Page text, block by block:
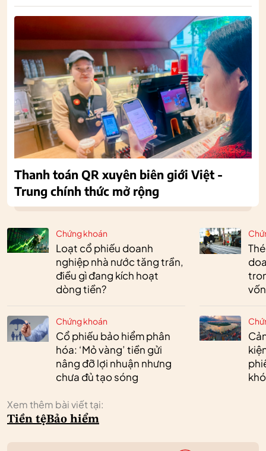
Chứng khoán
Loạt cổ phiếu doanh
nghiệp nhà nước tăng trần,
điều gì đang kích hoạt
dòng tiền?
Chứng khoán
Cổ phiếu bảo hiểm phân
hóa: ‘Mỏ vàng’ tiền gửi
nâng đỡ lợi nhuận nhưng
chưa đủ tạo sóng
vốn
Xem thêm bài viết tại:
Tiền tệBảo hiểm
Thanh toán QR xuyên biên giới Việt -
Trung chính thức mở rộng